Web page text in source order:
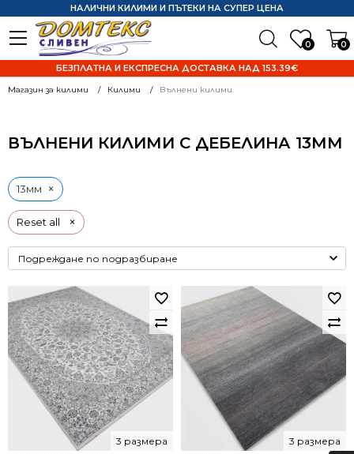
0 0
НАЛИЧНИ КИЛИМИ И ПЪТЕКИ НА СУПЕР ЦЕНА
БЕЗПЛАТНА И ЕКСПРЕСНА ДОСТАВКА НАД 153.39€
Магазин за килими Килими Вълнени килими
ВЪЛНЕНИ КИЛИМИ С ДЕБЕЛИНА 13ММ
Reset all ×
13мм ×
3 размера 3 размера